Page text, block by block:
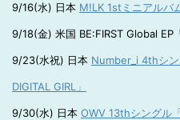
9/16(水) 日本 M!LK 1stミニアルバ
9/18(金) 米国 BE:FIRST Global EP
9/23(水祝) 日本 Number_i 4thシ
DIGITAL GIRL」
9/30(水) 日本 OWV 13thシングル